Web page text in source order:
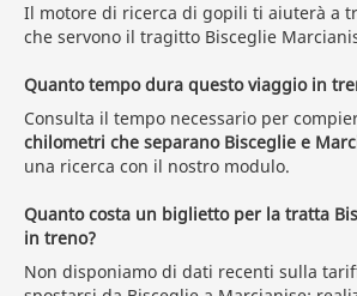
Il motore di ricerca di gopili ti aiuterà a
che servono il tragitto Bisceglie
Quanto tempo dura questo viaggio in
Consulta il tempo necessario per
chilometri che separano Bisceglie e
una ricerca con il nostro modulo.
Quanto costa un biglietto per la tratta
in treno?
Non disponiamo di dati recenti sulla